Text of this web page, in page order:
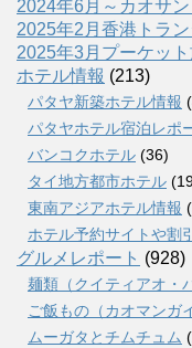
2024年6月～カオサ
2025年2月香港トラ
2025年3月プーケッ
ホテル情報 (213)
パタヤ新築ホテル情報
パタヤホテル宿泊レポ
バンコクホテル (36)
タイ地方都市ホテル
東南アジアホテル情報
ホテル予約サイトや割
グルメレポート (928)
麺類（クイティアオ・
ご飯もの（カオマンガ
ムーガタとチムチュム